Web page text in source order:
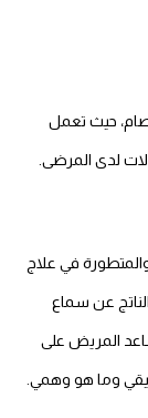
حيث تعمل
لدى المرضى.
في علاج
عن سماع
المريض على
وما هو وهمي.